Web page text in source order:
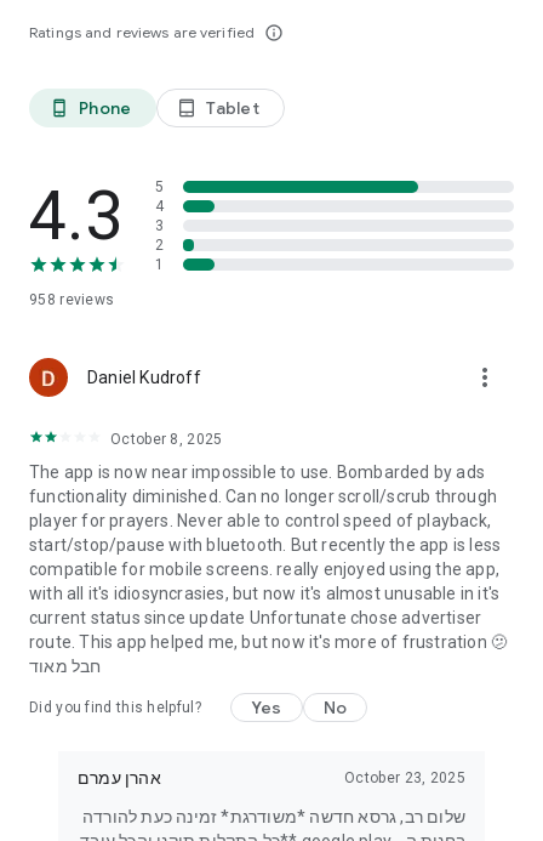
Ratings and reviews are verified info_outline
phone_android Phone tablet_android Tablet
4.3
958 reviews
5
4
3
2
1
Daniel Kudroff more_vert
October 8, 2025
The app is now near impossible to use. Bombarded by ads
functionality diminished. Can no longer scroll/scrub through
player for prayers. Never able to control speed of playback,
start/stop/pause with bluetooth. But recently the app is less
compatible for mobile screens. really enjoyed using the app,
with all it's idiosyncrasies, but now it's almost unusable in it's
current status since update Unfortunate chose advertiser
route. This app helped me, but now it's more of frustration 🫤
חבל מאוד
Did you find this helpful? Yes No
אהרן עמרם October 23, 2025
שלום רב, גרסא חדשה *משודרגת* זמינה כעת להורדה